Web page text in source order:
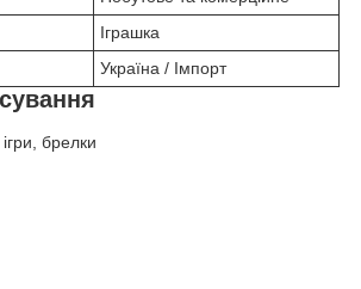
Іграшка
Україна / Імпорт
брелки